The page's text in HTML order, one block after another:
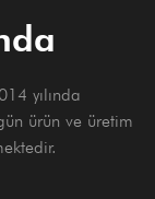
yılında
ürün ve üretim